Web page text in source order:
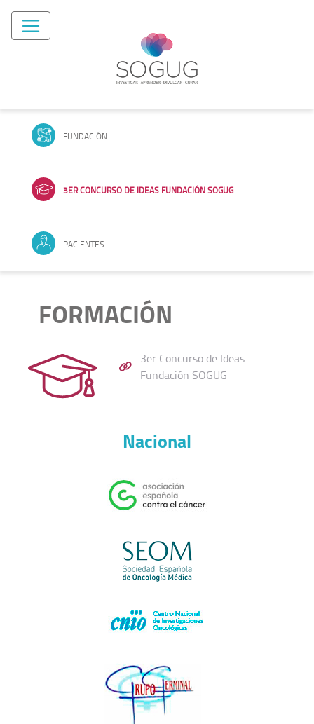
FUNDACIÓN
3ER CONCURSO DE IDEAS FUNDACIÓN SOGUG
PACIENTES
FORMACIÓN
3er Concurso de Ideas
Fundación SOGUG
Nacional